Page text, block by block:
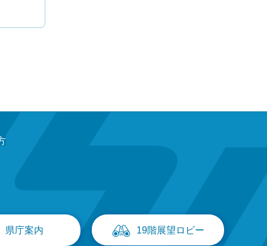
県庁案内 19階展望ロビー